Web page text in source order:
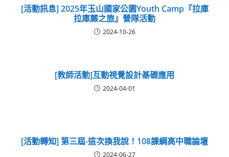
[活動訊息] 2025年玉山國家公園Youth Camp『拉庫
拉庫蕨之旅』營隊活動
2024-10-26
[教師活動]互動視覺設計基礎應用
2024-04-01
[活動轉知] 第三屆-這次換我說！108課綱高中職論壇
2024-06-27